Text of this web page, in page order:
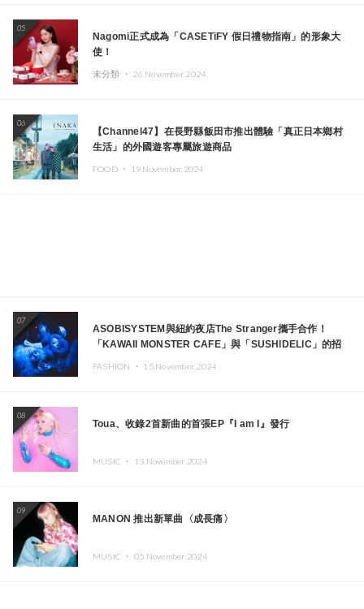
05
Nagomi正式成為「CASETiFY 假日禮物指南」的形象大
使！
未分類 ・ 26.November.2024
06
【Channel47】在長野縣飯田市推出體驗「真正日本鄉村
生活」的外國遊客專屬旅遊商品
FOOD ・ 19.November.2024
07
ASOBISYSTEM與紐約夜店The Stranger攜手合作！
「KAWAII MONSTER CAFE」與「SUSHIDELIC」的招
FASHION ・ 15.November.2024
08
Toua、收錄2首新曲的首張EP『I am I』發行
MUSIC ・ 13.November.2024
09
MANON 推出新單曲〈成長痛〉
MUSIC ・ 05.November.2024